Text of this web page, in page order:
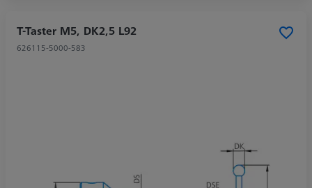
T-Taster M5, DK2,5 L92
626115-5000-583